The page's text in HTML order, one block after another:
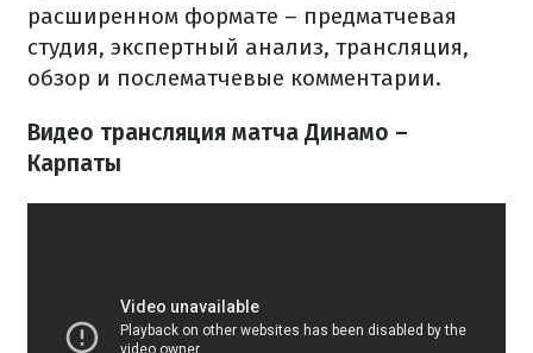
расширенном формате – предматчевая
студия, экспертный анализ, трансляция,
обзор и послематчевые комментарии.
Видео трансляция матча Динамо –
Карпаты